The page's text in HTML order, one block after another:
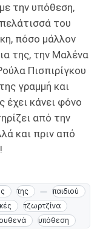
την υπόθεση,
του
πόσο μάλλον
της, την Μαλένα
Πισπιρίγκου
γραμμή και
κάνει φόνο
από την
και πριν από
της
παιδιού
τζωρτζίνα
υπόθεση